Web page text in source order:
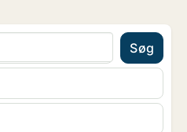
Søg